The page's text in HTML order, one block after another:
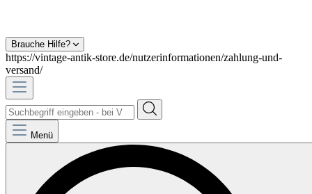
Brauche Hilfe?
https://vintage-antik-store.de/nutzerinformationen/zahlung-und-
versand/
Menü